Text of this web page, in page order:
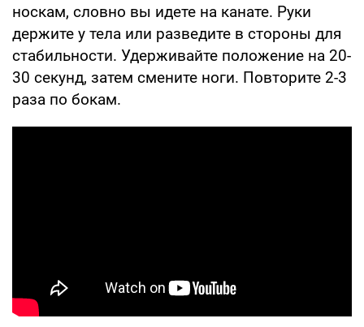
носкам, словно вы идете на канате. Руки
держите у тела или разведите в стороны для
стабильности. Удерживайте положение на 20-
30 секунд, затем смените ноги. Повторите 2-3
раза по бокам.